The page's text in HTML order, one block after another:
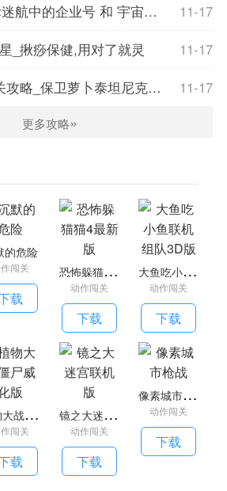
有限时挑战、特殊事件和其他任务等着
中根据不同的目的地智能规划路线，
完美再现了真实的巴士驾驶体验，包
操作，让您感受到真正巴士司机的驾驶
视角带来逼真的驾驶体验，更具挑战
够解锁更多不同类型的巴士。
攻略
客车模拟器，首次进入游戏需要为角
设置一个合适名字和LOGO。
需要选择自己习惯的操作方式，游戏
为陀螺仪、按钮、方向盘以及手换档变
钮模式为例，为大家介绍一下游戏的基
地区，游戏内有各种现实的城内和城
和德克萨斯）、南美洲（布宜诺斯艾利
班牙、布拉格、圣彼得堡）、迪拜、上
选择当前地区一天中的多个时间和天气
11-17
企业号 和 宇宙战舰大和号打
11-17
_揪痧保健,用对了就灵
11-17
卫萝卜泰坦尼克号第57关攻略
更多攻略»
的危险
闯关
载
恐
怖躲猫猫4最新版
动作闯关
下载
大
鱼吃小鱼联机组队3D版
动作闯关
下载
植
物大战僵尸威化版
闯关
载
镜
之大迷宫联机版
动作闯关
下载
像
素城市枪战
动作闯关
下载